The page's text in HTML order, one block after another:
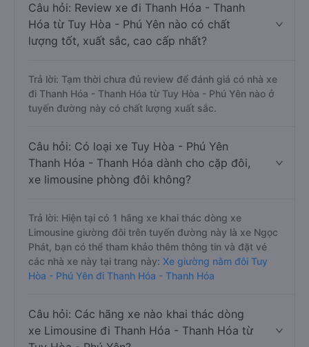
Câu hỏi: Review xe đi Thanh Hóa - Thanh
Hóa từ Tuy Hòa - Phú Yên nào có chất
lượng tốt, xuất sắc, cao cấp nhất?
Trả lời: Tạm thời chưa đủ review để đánh giá có nhà xe
đi Thanh Hóa - Thanh Hóa từ Tuy Hòa - Phú Yên nào ở
tuyến đường này có chất lượng xuất sắc.
Câu hỏi: Có loại xe Tuy Hòa - Phú Yên
Thanh Hóa - Thanh Hóa dành cho cặp đôi,
xe limousine phòng đôi không?
Trả lời: Hiện tại có 1 hãng xe khai thác dòng xe
Limousine giường đôi trên tuyến đường này là xe Ngọc
Phát, bạn có thể tham khảo thêm thông tin và đặt vé
các nhà xe này tại trang này: Xe giường nằm đôi Tuy
Hòa - Phú Yên đi Thanh Hóa - Thanh Hóa
Câu hỏi: Các hãng xe nào khai thác dòng
xe Limousine đi Thanh Hóa - Thanh Hóa từ